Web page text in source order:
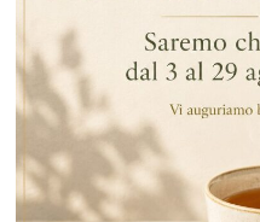
Il tè del pomeriggio è un
organizzata
15.30 e le 17.30. Secondo
serve con l’aggiunta di
accompagnato da
da tartine, toast e piatti
alle preferenze personali.